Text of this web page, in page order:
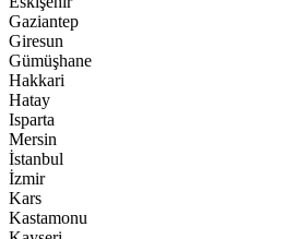
Gaziantep
Giresun
Gümüşhane
Hakkari
Hatay
Isparta
Mersin
İstanbul
İzmir
Kars
Kastamonu